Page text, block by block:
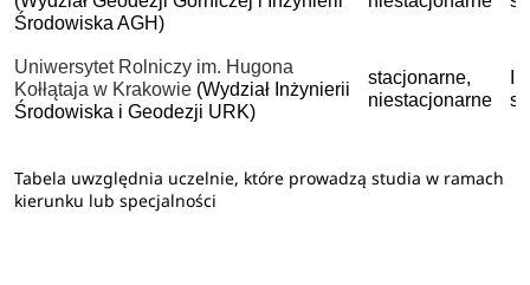
Środowiska AGH)
Uniwersytet Rolniczy im. Hugona
Kołłątaja w Krakowie (Wydział Inżynierii
Środowiska i Geodezji URK)
stacjonarne,
niestacjonarne
Tabela uwzględnia uczelnie, które prowadzą studia w ramach
kierunku lub specjalności